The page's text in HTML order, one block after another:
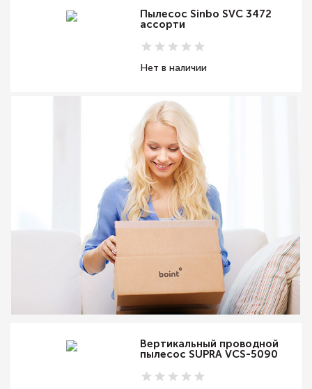
Пылесос Sinbo SVC 3472
ассорти
Нет в наличии
Вертикальный проводной
пылесос SUPRA VCS-5090